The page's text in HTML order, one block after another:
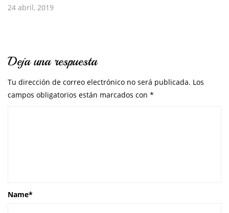
24 abril, 2019
Deja una respuesta
Tu dirección de correo electrónico no será publicada. Los
campos obligatorios están marcados con *
Name*